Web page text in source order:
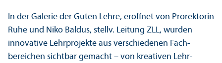
In der Galerie der Guten Lehre, eröffnet von Prorektorin
Ruhe und Niko Baldus, stellv. Leitung ZLL, wurden
innovative Lehr­projekte aus verschiedenen Fach­
bereichen sichtbar gemacht – von kreativen Lehr­